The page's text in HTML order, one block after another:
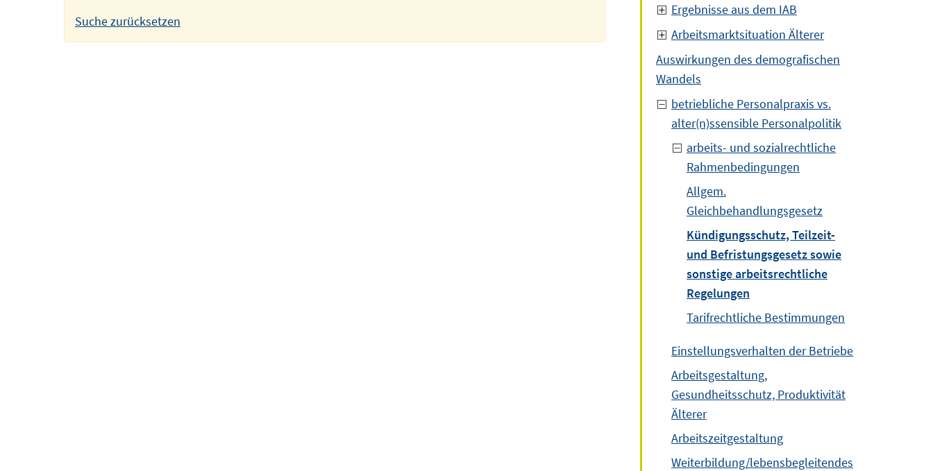
Suche zurücksetzen
Ergebnisse aus dem IAB
Arbeitsmarktsituation Älterer
Auswirkungen des demografischen
Wandels
betriebliche Personalpraxis vs.
alter(n)ssensible Personalpolitik
arbeits- und sozialrechtliche
Rahmenbedingungen
Allgem.
Gleichbehandlungsgesetz
Kündigungsschutz, Teilzeit-
und Befristungsgesetz sowie
sonstige arbeitsrechtliche
Regelungen
Tarifrechtliche Bestimmungen
Einstellungsverhalten der Betriebe
Arbeitsgestaltung,
Gesundheitsschutz, Produktivität
Älterer
Arbeitszeitgestaltung
Weiterbildung/lebensbegleitendes